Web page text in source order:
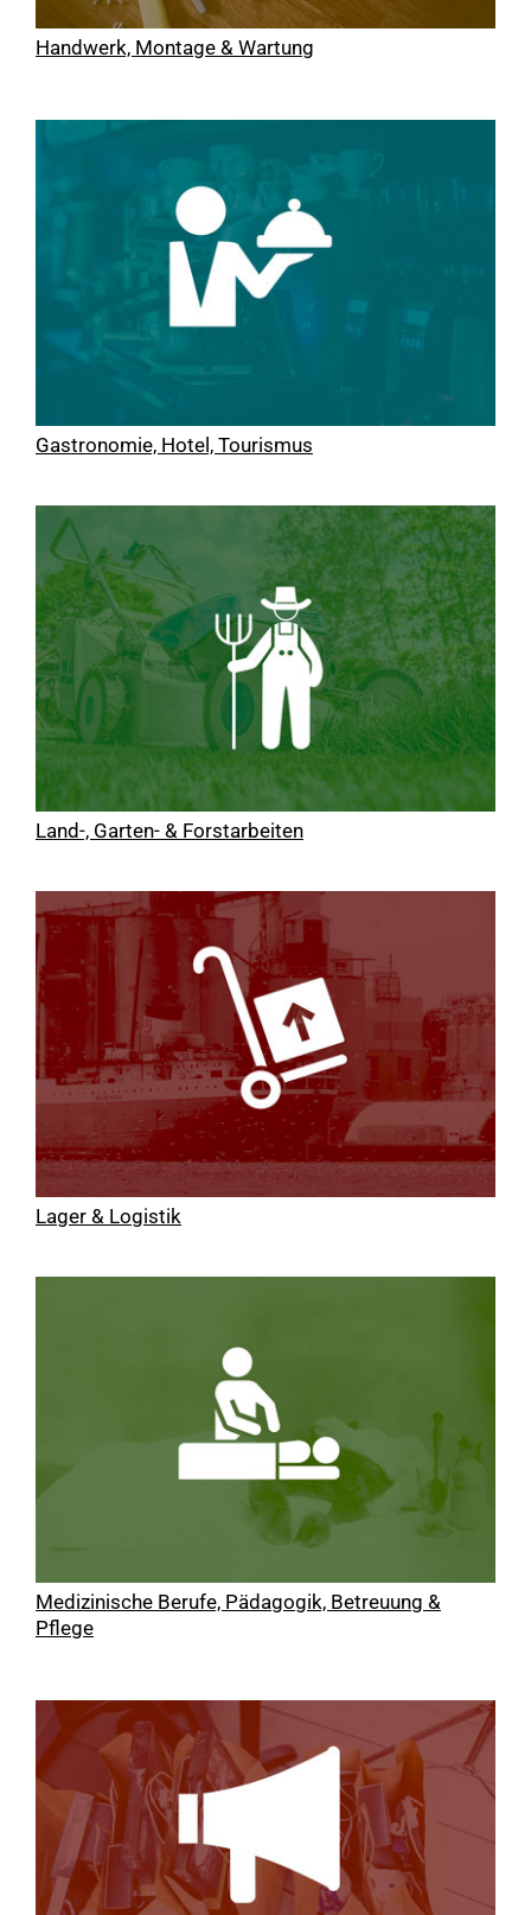
Handwerk, Montage & Wartung
Gastronomie, Hotel, Tourismus
Land-, Garten- & Forstarbeiten
Lager & Logistik
Medizinische Berufe, Pädagogik, Betreuung &
Pflege